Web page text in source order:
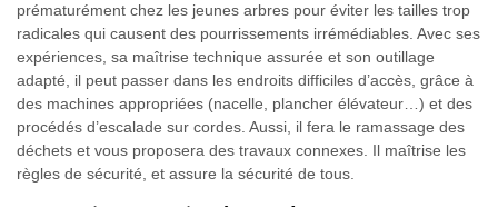
prématurément chez les jeunes arbres pour éviter les tailles trop
radicales qui causent des pourrissements irrémédiables. Avec ses
expériences, sa maîtrise technique assurée et son outillage
adapté, il peut passer dans les endroits difficiles d’accès, grâce à
des machines appropriées (nacelle, plancher élévateur…) et des
procédés d’escalade sur cordes. Aussi, il fera le ramassage des
déchets et vous proposera des travaux connexes. Il maîtrise les
règles de sécurité, et assure la sécurité de tous.